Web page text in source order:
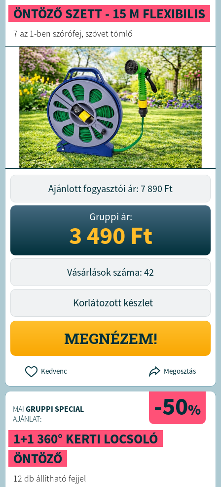
ÖNTÖZŐ SZETT - 15 M FLEXIBILIS
7 az 1-ben szórófej, szövet tömlő
Ajánlott fogyasztói ár: 7 890 Ft
Gruppi ár:
3 490Ft
Vásárlások száma: 42
Korlátozott készlet
MEGNÉZEM!
Kedvenc Megosztás
-50%
MAI GRUPPI SPECIAL
AJÁNLAT:
1+1 360° KERTI LOCSOLÓ
ÖNTÖZŐ
12 db állítható fejjel